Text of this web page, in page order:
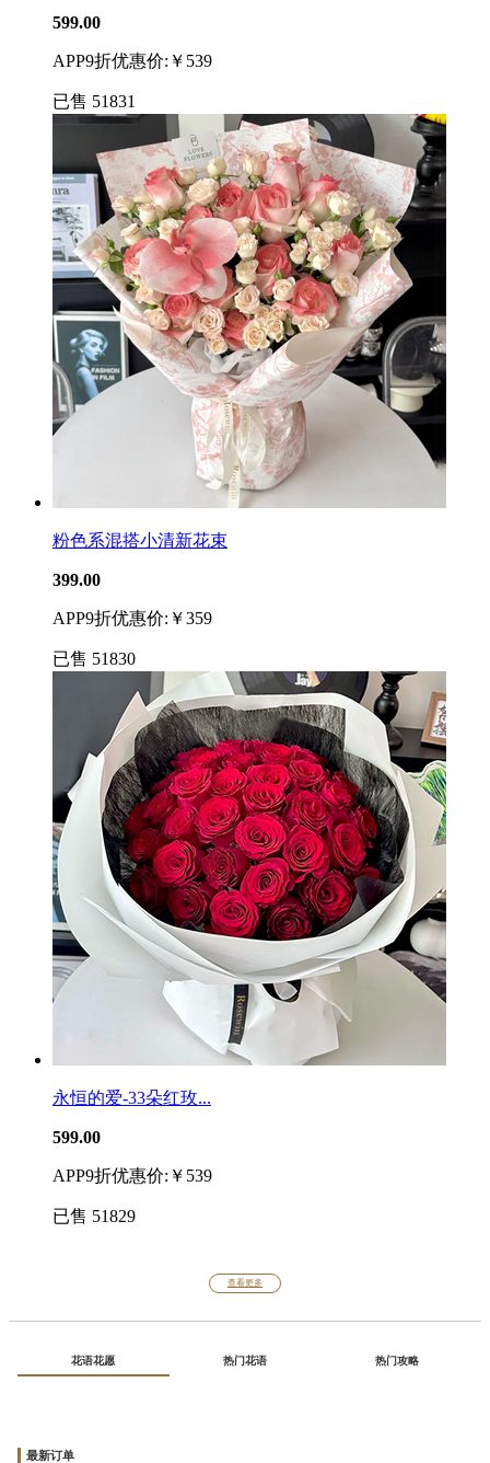
599.00
APP9折优惠价:￥539
已售 51831
粉色系混搭小清新花束
399.00
APP9折优惠价:￥359
已售 51830
永恒的爱-33朵红玫...
599.00
APP9折优惠价:￥539
已售 51829
查看更多
花语花愿 热门花语 热门攻略
最新订单